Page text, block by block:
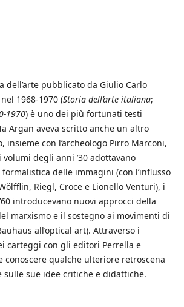
dell’arte pubblicato da Giulio Carlo
1968-1970 (Storia dell’arte italiana;
1970) è uno dei più fortunati testi
Argan aveva scritto anche un altro
insieme con l’archeologo Pirro Marconi,
volumi degli anni ’30 adottavano
delle immagini (con l’influsso
Riegl, Croce e Lionello Venturi), i
introducevano nuovi approcci della
marxismo e il sostegno ai movimenti di
all’optical art). Attraverso i
carteggi con gli editori Perrella e
conoscere qualche ulteriore retroscena
sulle sue idee critiche e didattiche.